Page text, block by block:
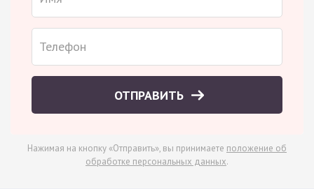
ОТПРАВИТЬ
Нажимая на кнопку «Отправить», вы принимаете положение об
обработке персональных данных.